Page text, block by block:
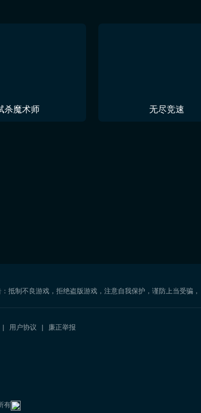
杀魔术师 无尽竞速
抵制不良游戏，拒绝盗版游戏，注意自我保护，谨防上当受骗
用户协议 廉正举报
有